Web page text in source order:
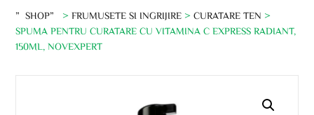
”SHOP” >FRUMUSETE SI INGRIJIRE >CURATARE TEN >
SPUMA PENTRU CURATARE CU VITAMINA C EXPRESS RADIANT,
150ML, NOVEXPERT